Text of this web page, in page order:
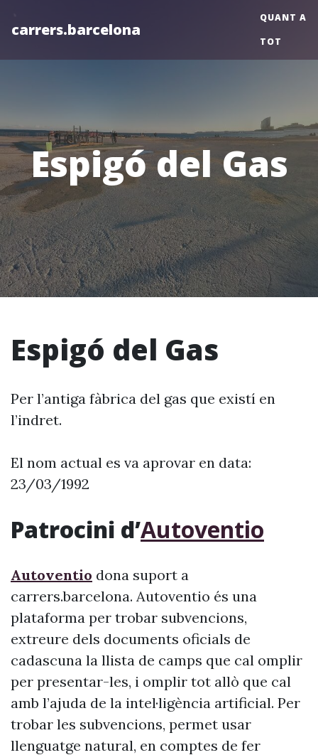
carrers.barcelona
QUANT A
TOT
Espigó del Gas
Espigó del Gas
Per l’antiga fàbrica del gas que existí en
l’indret.
El nom actual es va aprovar en data:
23/03/1992
Patrocini d’Autoventio
Autoventio dona suport a
carrers.barcelona. Autoventio és una
plataforma per trobar subvencions,
extreure dels documents oficials de
cadascuna la llista de camps que cal omplir
per presentar-les, i omplir tot allò que cal
amb l’ajuda de la intel·ligència artificial. Per
trobar les subvencions, permet usar
llenguatge natural, en comptes de fer